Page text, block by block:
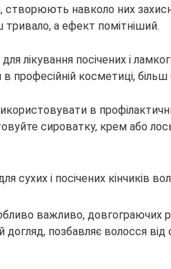
створюють навколо них
тривало, а ефект помітніший.
лікування посічених і
професійній косметиці, більш
в
сироватку, крем або
сухих і посічених кінчиків
важливо, довгограючих
позбавляє волосся від